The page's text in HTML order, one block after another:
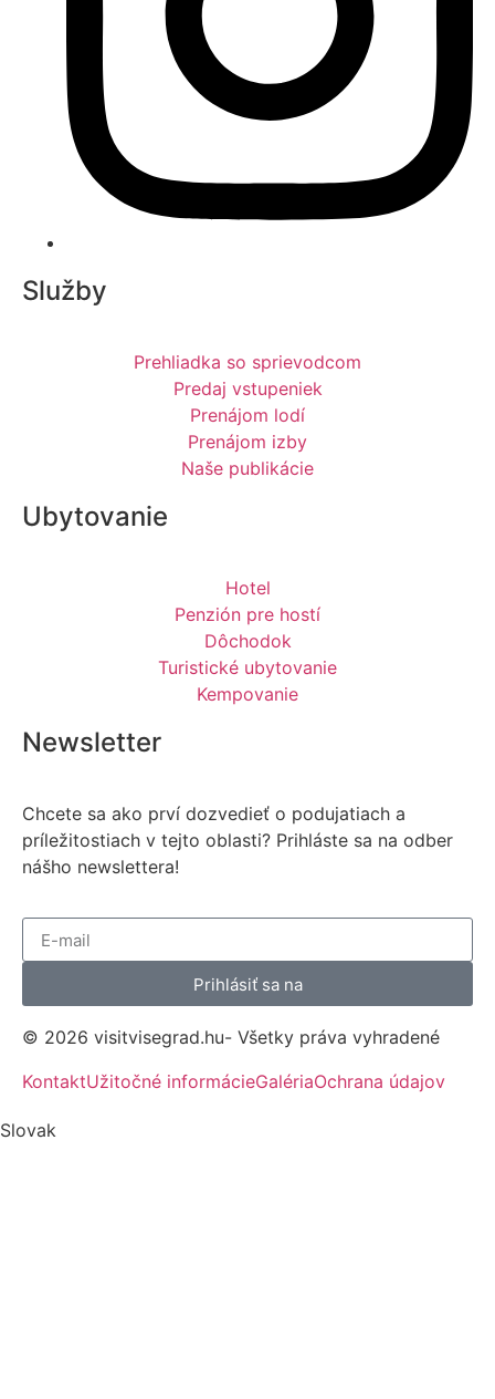
Služby
Prehliadka so sprievodcom
Predaj vstupeniek
Prenájom lodí
Prenájom izby
Naše publikácie
Ubytovanie
Hotel
Penzión pre hostí
Dôchodok
Turistické ubytovanie
Kempovanie
Newsletter
Chcete sa ako prví dozvedieť o podujatiach a
príležitostiach v tejto oblasti? Prihláste sa na odber
nášho newslettera!
Prihlásiť sa na
© 2026 visitvisegrad.hu- Všetky práva vyhradené
KontaktUžitočné informácieGalériaOchrana údajov
Slovak